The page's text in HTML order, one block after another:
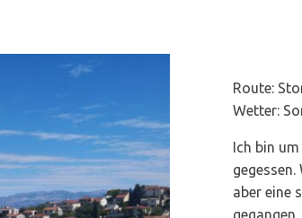
Route:
Wetter:
Ich bin
aber eine